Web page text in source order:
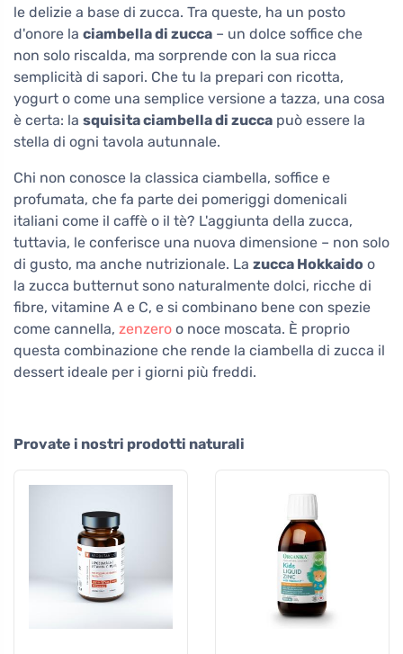
le delizie a base di zucca. Tra queste, ha un posto
d'onore la ciambella di zucca – un dolce soffice che
non solo riscalda, ma sorprende con la sua ricca
semplicità di sapori. Che tu la prepari con ricotta,
yogurt o come una semplice versione a tazza, una cosa
è certa: la squisita ciambella di zucca può essere la
stella di ogni tavola autunnale.
Chi non conosce la classica ciambella, soffice e
profumata, che fa parte dei pomeriggi domenicali
italiani come il caffè o il tè? L'aggiunta della zucca,
tuttavia, le conferisce una nuova dimensione – non solo
di gusto, ma anche nutrizionale. La zucca Hokkaido o
la zucca butternut sono naturalmente dolci, ricche di
fibre, vitamine A e C, e si combinano bene con spezie
come cannella, zenzero o noce moscata. È proprio
questa combinazione che rende la ciambella di zucca il
dessert ideale per i giorni più freddi.
Provate i nostri prodotti naturali